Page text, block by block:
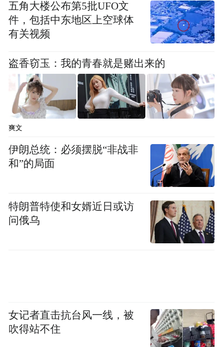
的二十大和二十届三中全会精神，按照省
委、省政府工作部署，深化科技体制机制改
创原”产业创新聚集区，以新产业培育和产业
深度转型不断壮大新质生产力，构建具有陕
西特色的现代产业体系为实现高水平科技自
立自强、推动黄河流域生态保护和高质量发
展中谱写陕西新篇、争做西部示范。
“特别声明：以上作品内容(包括在内的视频、图片或音
频)为凤凰网旗下自媒体平台“大风号”用户上传并发
布，本平台仅提供信息存储空间服务。
Notice: The content above (including the videos,
pictures and audios if any) is uploaded and posted
by the user of Dafeng Hao, which is a social media
platform and merely provides information storage
五角大楼公布第5批UFO文
件，包括中东地区上空球体
有关视频
盗香窃玉：我的青春就是赌出来的
爽文
伊朗总统：必须摆脱“非战非
和”的局面
特朗普特使和女婿近日或访
问俄乌
女记者直击抗台风一线，被
吹得站不住